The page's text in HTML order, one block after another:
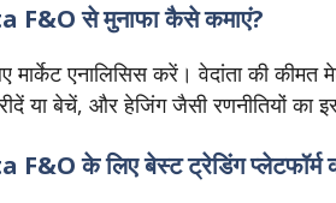
F&O से मुनाफा कैसे कमाएं?
मार्केट एनालिसिस करें। वेदांता की कीमत
या बेचें, और हेजिंग जैसी रणनीतियों का
के लिए बेस्ट ट्रेडिंग प्लेटफॉर्म